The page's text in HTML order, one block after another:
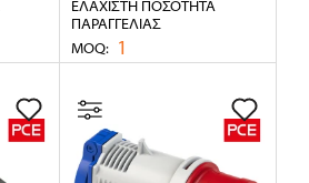
ΕΛΆΧΙΣΤΗ ΠΟΣΌΤΗΤΑ
ΠΑΡΑΓΓΕΛΊΑΣ
MOQ: 1